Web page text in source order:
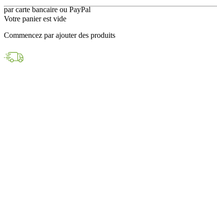
en 24h avec DPD
Paiements sécurisés
par carte bancaire ou PayPal
Votre panier est vide
Commencez par ajouter des produits